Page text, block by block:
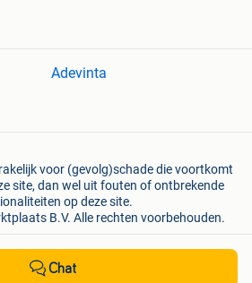
Chat
Adevinta
voor (gevolg)schade die voortkomt
site, dan wel uit fouten of ontbrekende
op deze site.
B.V. Alle rechten voorbehouden.
onderneming